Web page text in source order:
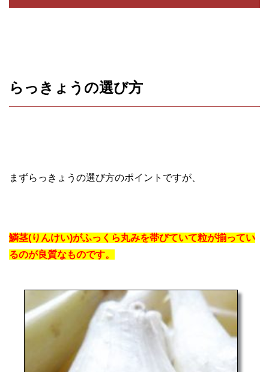
らっきょうの選び方
まずらっきょうの選び方のポイントですが、
鱗茎(りんけい)がふっくら丸みを帯びていて粒が揃ってい
るのが良質なものです。